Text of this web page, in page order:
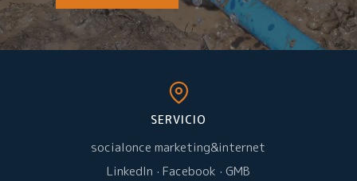
SERVICIO
socialonce marketing&internet
LinkedIn · Facebook · GMB